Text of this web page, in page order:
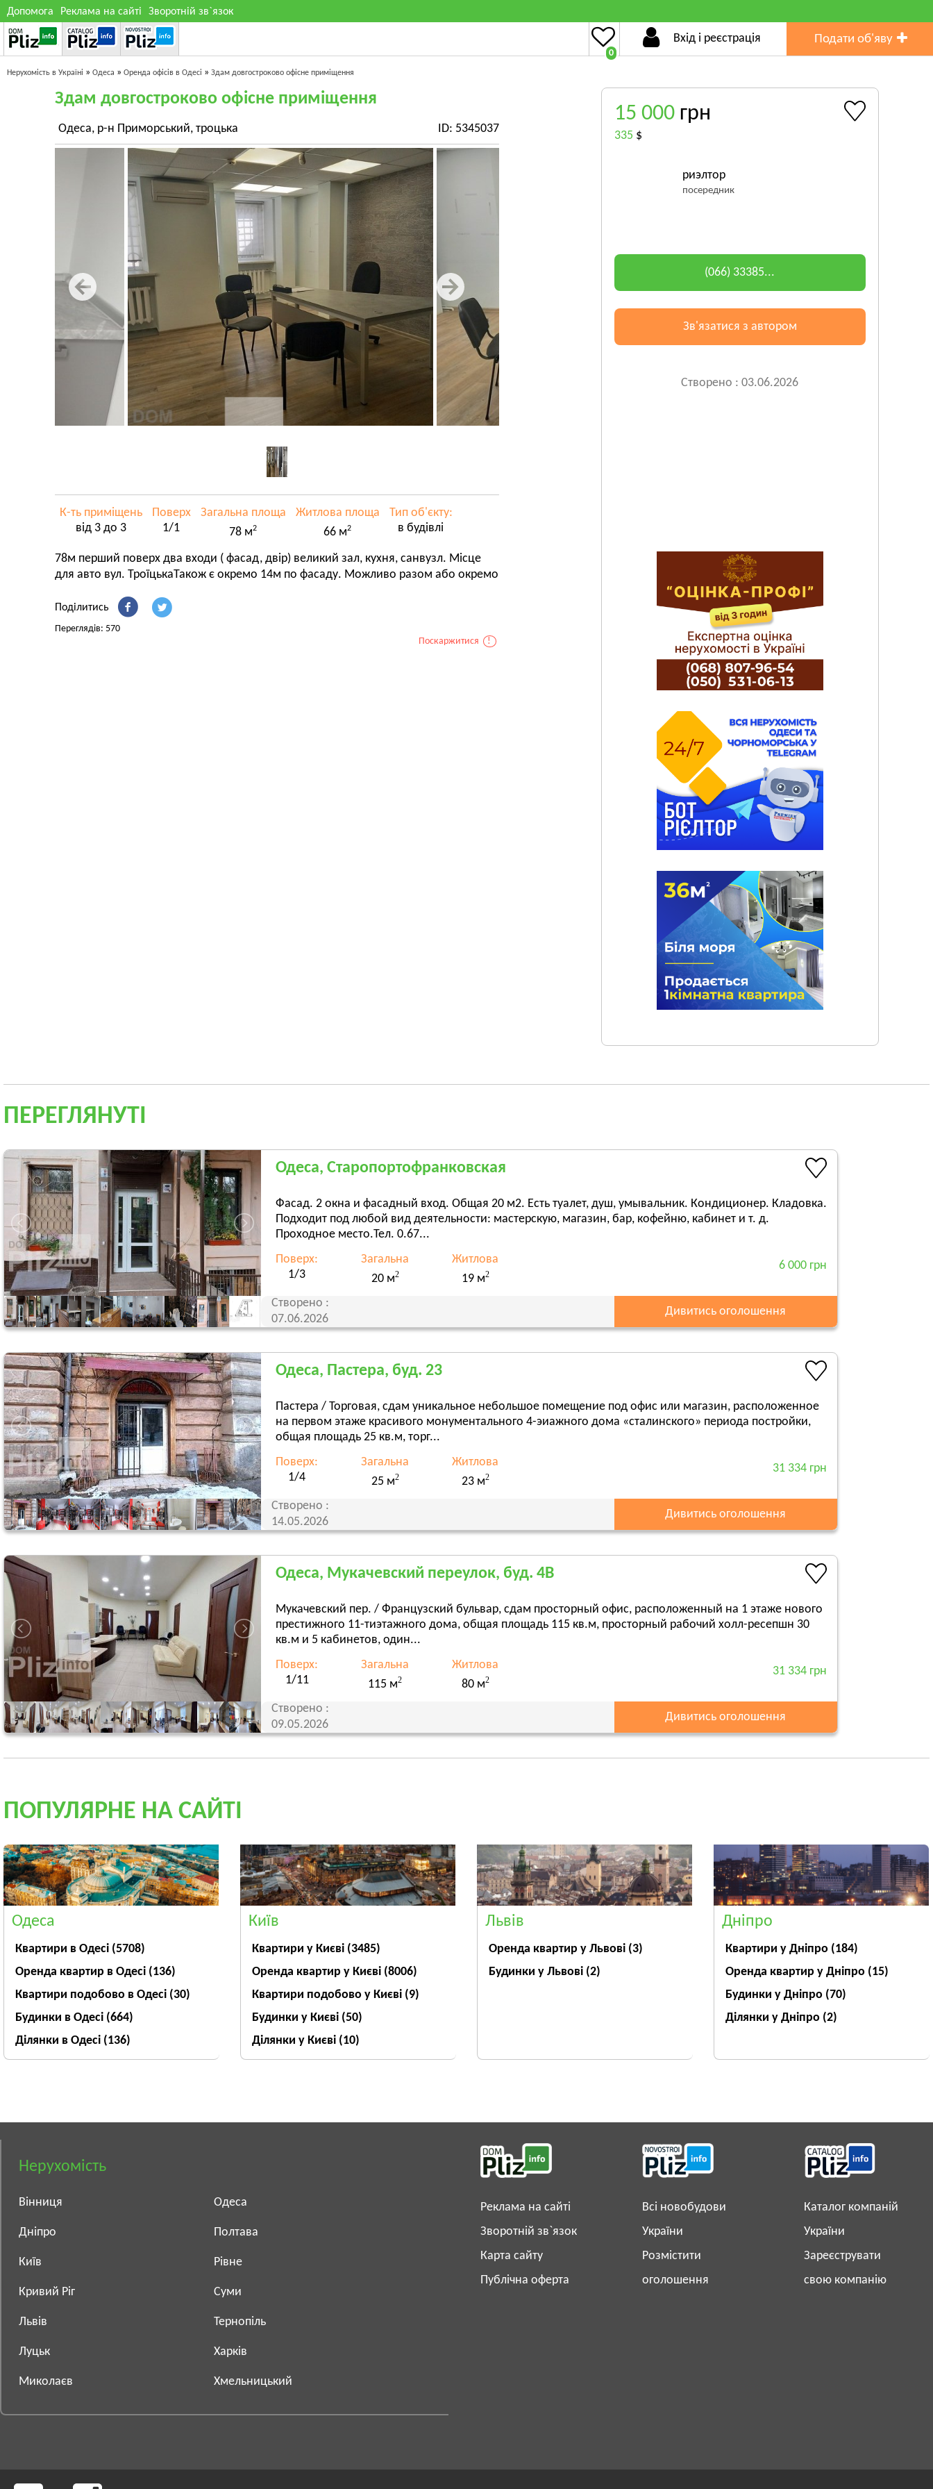
Допомога Реклама на сайті Зворотній зв`язок
0
Вхід і реєстрація Подати об'яву
Нерухомість в Україні » Одеса » Оренда офісів в Одесі » Здам довгостроково офісне приміщення
Здам довгостроково офісне приміщення
Одеса, р-н Приморський, троцька ID: 5345037
К-ть приміщень
від 3 до 3
Поверх
1/1
Загальна площа
78 м2
Житлова площа
66 м2
Тип об'єкту:
в будівлі
78м перший поверх два входи ( фасад, двір) великий зал, кухня, санвузл. Місце
для авто вул. ТроїцькаТакож є окремо 14м по фасаду. Можливо разом або окремо
Поділитись
Переглядів: 570
Поскаржитися
!
15 000 грн
335 $
риэлтор
посередник
(066) 33385...
Зв'язатися з автором
Створено : 03.06.2026
ПЕРЕГЛЯНУТІ
Одеса, Старопортофранковская
Фасад. 2 окна и фасадный вход. Общая 20 м2. Есть туалет, душ, умывальник. Кондиционер. Кладовка.
Подходит под любой вид деятельности: мастерскую, магазин, бар, кофейню, кабинет и т. д.
Проходное место.Тел. 0.67...
Поверх:
1/3
Загальна
20 м2
Житлова
19 м2
6 000 грн
Створено :
07.06.2026
Дивитись оголошення
Одеса, Пастера, буд. 23
Пастера / Торговая, сдам уникальное небольшое помещение под офис или магазин, расположенное
на первом этаже красивого монументального 4-эиажного дома «сталинского» периода постройки,
общая площадь 25 кв.м, торг...
Поверх:
1/4
Загальна
25 м2
Житлова
23 м2
31 334 грн
Створено :
14.05.2026
Дивитись оголошення
Одеса, Мукачевский переулок, буд. 4В
Мукачевский пер. / Французский бульвар, сдам просторный офис, расположенный на 1 этаже нового
престижного 11-тиэтажного дома, общая площадь 115 кв.м, просторный рабочий холл-ресепшн 30
кв.м и 5 кабинетов, один...
Поверх:
1/11
Загальна
115 м2
Житлова
80 м2
31 334 грн
Створено :
09.05.2026
Дивитись оголошення
ПОПУЛЯРНЕ НА САЙТІ
Одеса
Квартири в Одесі (5708)
Оренда квартир в Одесі (136)
Квартири подобово в Одесі (30)
Будинки в Одесі (664)
Ділянки в Одесі (136)
Київ
Квартири у Києві (3485)
Оренда квартир у Києві (8006)
Квартири подобово у Києві (9)
Будинки у Києві (50)
Ділянки у Києві (10)
Львів
Оренда квартир у Львові (3)
Будинки у Львові (2)
Дніпро
Квартири у Дніпрo (184)
Оренда квартир у Дніпро (15)
Будинки у Дніпро (70)
Ділянки у Дніпро (2)
Нерухомість
Вінниця
Дніпро
Київ
Кривий Ріг
Львів
Луцьк
Миколаєв
Одеса
Полтава
Рівне
Суми
Тернопіль
Харків
Хмельницький
Реклама на сайті
Зворотній зв`язок
Карта сайту
Публічна оферта
Всі новобудови
України
Розмістити
оголошення
Каталог компаній
України
Зареєструвати
свою компанію